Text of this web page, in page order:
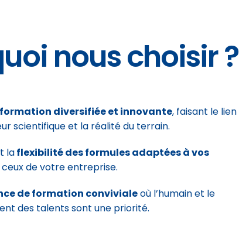
nous choisir ?
formation diversifiée et innovante, faisant le lien
scientifique et la réalité du terrain.
la flexibilité des formules adaptées à vos
de votre entreprise.
de formation conviviale où l’humain et le
des talents sont une priorité.